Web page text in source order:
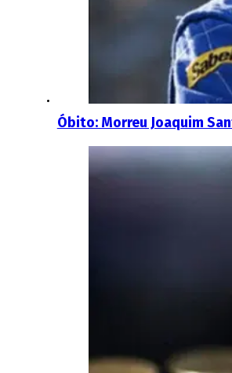
Óbito: Morreu Joaquim